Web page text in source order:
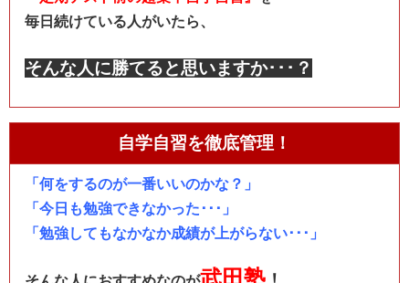
毎日続けている人がいたら、
そんな人に勝てると思いますか･･･？
自学自習を徹底管理！
「何をするのが一番いいのかな？」
「今日も勉強できなかった･･･」
「勉強してもなかなか成績が上がらない･･･」
武田塾